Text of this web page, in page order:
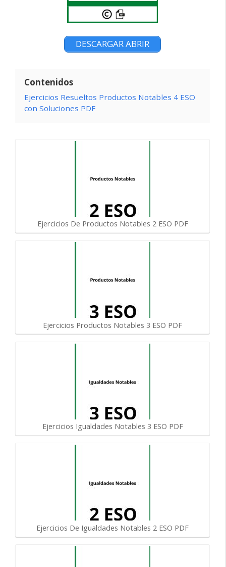
DESCARGAR ABRIR
Contenidos
Ejercicios Resueltos Productos Notables 4 ESO
con Soluciones PDF
Ejercicios De Productos Notables 2 ESO PDF
Ejercicios Productos Notables 3 ESO PDF
Ejercicios Igualdades Notables 3 ESO PDF
Ejercicios De Igualdades Notables 2 ESO PDF